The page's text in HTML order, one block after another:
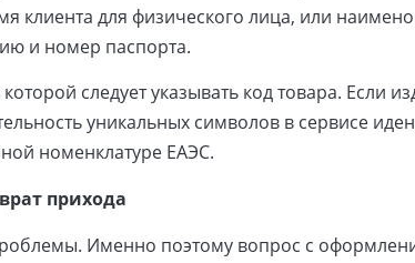
клиента для физического лица, или
и номер паспорта.
следует указывать код товара. Если
уникальных символов в сервисе
номенклатуре ЕАЭС.
прихода
Именно поэтому вопрос с